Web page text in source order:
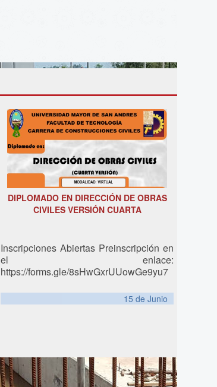
DIPLOMADO EN DIRECCIÓN DE OBRAS
CIVILES VERSIÓN CUARTA
Inscripciones Abiertas Preinscripción en
el enlace:
https://forms.gle/8sHwGxrUUowGe9yu7
15 de Junio